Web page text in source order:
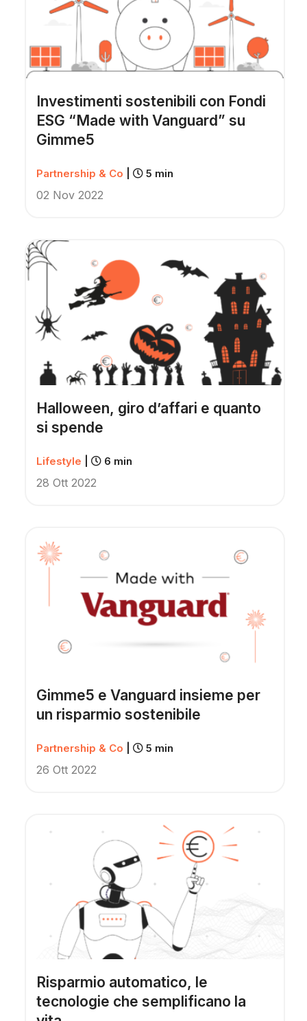
Investimenti sostenibili con Fondi
ESG “Made with Vanguard” su
Gimme5
Partnership & Co 5 min
02 Nov 2022
Halloween, giro d’affari e quanto
si spende
Lifestyle 6 min
28 Ott 2022
Gimme5 e Vanguard insieme per
un risparmio sostenibile
Partnership & Co 5 min
26 Ott 2022
Risparmio automatico, le
tecnologie che semplificano la